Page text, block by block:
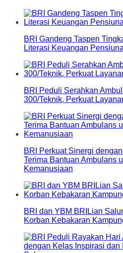
BRI Gandeng Taspen
Literasi Keuangan
BRI Peduli Serahkan
300/Teknik, Perkuat
BRI Perkuat Sinergi
Terima Bantuan Ambulans
Kemanusiaan
BRI dan YBM BRILian
Korban Kebakaran